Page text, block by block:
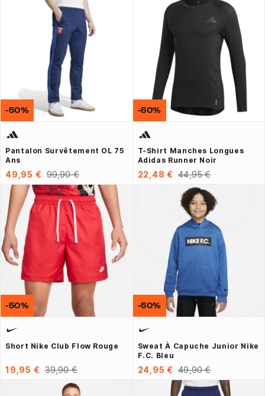
Pantalon Survêtement OL 75
Ans
49,95 € 99,90 €
-50%
T-Shirt Manches Longues
Adidas Runner Noir
22,48 € 44,95 €
-50%
Short Nike Club Flow Rouge
19,95 € 39,90 €
-50%
Sweat À Capuche Junior Nike
F.C. Bleu
24,95 € 49,90 €
-50%